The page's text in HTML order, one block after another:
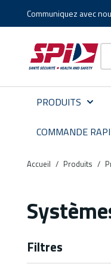
Aller au contenu
Skip to menu
Skip to footer
Communiquez avec
PRODUITS
COMMANDE
Accueil / Produits /
Filtres